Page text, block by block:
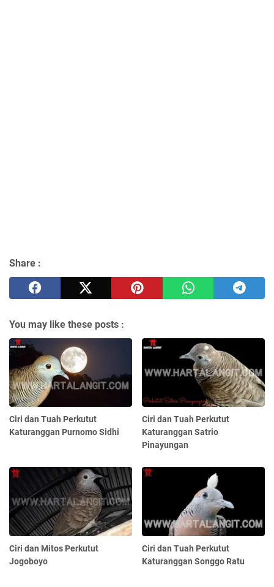
Share :
You may like these posts :
Ciri dan Tuah Perkutut
Katuranggan Purnomo Sidhi
Ciri dan Tuah Perkutut
Katuranggan Satrio
Pinayungan
Ciri dan Mitos Perkutut
Jogoboyo
Ciri dan Tuah Perkutut
Katuranggan Songgo Ratu